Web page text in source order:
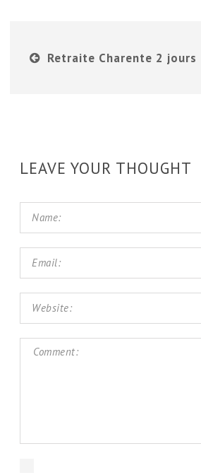
Retraite Charente 2 jours
LEAVE YOUR THOUGHT